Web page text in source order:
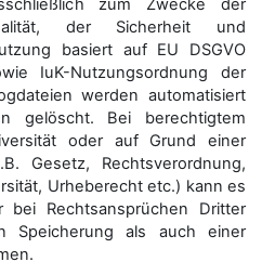
zum Zwecke der
der Sicherheit und
basiert auf EU DSGVO
IuK-Nutzungsordnung der
werden auto­matisiert
gelöscht. Bei berechtigtem
oder auf Grund einer
Gesetz, Rechtsverordnung,
Urheberecht etc.) kann es
bei Rechtsansprüchen Dritter
Speicherung als auch einer